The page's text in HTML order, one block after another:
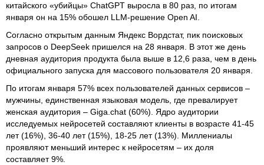
китайского «убийцы» ChatGPT выросла в 80 раз, по итогам
января он на 15% обошел LLM-решение Open AI.
Согласно открытым данным Яндекс Вордстат, пик поисковых
запросов о DeepSeek пришелся на 28 января. В этот же день
дневная аудитория продукта была выше в 12,6 раза, чем в день
официального запуска для массового пользователя 20 января.
По итогам января 57% всех пользователей данных сервисов –
мужчины, единственная языковая модель, где превалирует
женская аудитория – Giga.chat (60%). Ядро аудитории
исследуемых нейросетей составляют клиенты в возрасте 41-45
лет (16%), 36-40 лет (15%), 18-25 лет (13%). Миллениалы
проявляют меньший интерес к нейросетям – их доля
составляет 9%.